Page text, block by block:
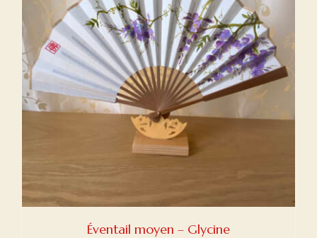
Éventail moyen – Glycine